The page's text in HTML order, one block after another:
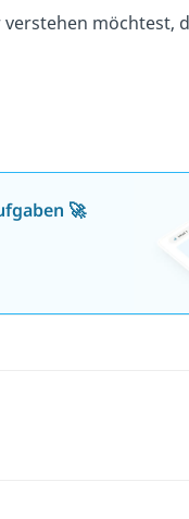
möchtest,
🚀